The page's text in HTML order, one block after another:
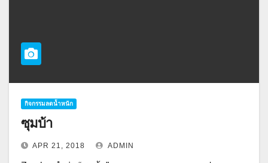
กิจกรรมลดน้ำหนัก
ซุมบ้า
APR 21, 2018 ADMIN